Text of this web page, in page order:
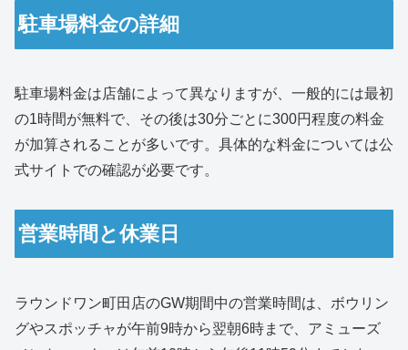
駐車場料金の詳細
駐車場料金は店舗によって異なりますが、一般的には最初
の1時間が無料で、その後は30分ごとに300円程度の料金
が加算されることが多いです。具体的な料金については公
式サイトでの確認が必要です。
営業時間と休業日
ラウンドワン町田店のGW期間中の営業時間は、ボウリン
グやスポッチャが午前9時から翌朝6時まで、アミューズ